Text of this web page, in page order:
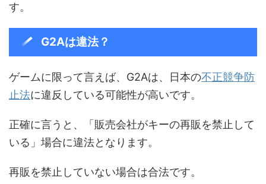
す。
G2Aは違法？
ゲームに限って言えば、G2Aは、日本の不正競争防
止法に違反している可能性が高いです。
正確に言うと、「販売会社がキーの再販を禁止して
いる」場合に違法となります。
再販を禁止していない場合は合法です。